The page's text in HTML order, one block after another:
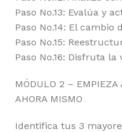
Paso No.13: Evalúa y
Paso No.14: El cambio
Paso No.15:
Paso No.16: Disfruta la
MÓDULO 2 – EMPIEZA
AHORA MISMO
Identifica tus 3